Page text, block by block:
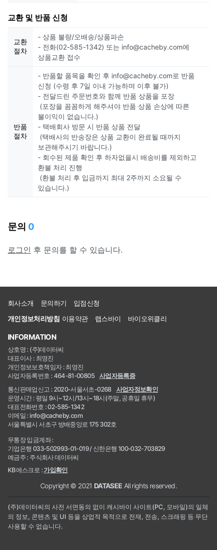
교환 및 반품 신청
교환
절차
- 상품 불량/오배송/상품파손
- 전화(02-585-1342) 또는 info@cacheby.com에
상품교환 접수
반품
절차
- 반품할 품목을 확인 후 info@cacheby.com로 반품
신청 (수령 후 7일 이내 가능하며 이후 불가)
- 전달드린 주문번호와 함께 반품 상품을 포장
(포장을 꼼꼼하게 해주셔야 반품 상품 손상에 따른
불이익이 없습니다.)
- 택배회사 방문 시 반품 상품 전달
(택배사의 반송장은 상품 교환이 완료될 때까지
보관해주시기 바랍니다.)
- 회수된 제품 확인 후 하자없을시 배송비를 제외하고
환불 처리 진행
(환불 처리 후 입금까지 최대 2주까지 소요될 수
있습니다.)
문의 0
로그인 후 문의를 할 수 있습니다.
회사소개 문의하기
입점신청
개인정보처리방침 이용약관 랩스바이 바이오위클리
INFORMATION
상호명 : (주)데이터씨
대표이사 : 최영진
개인정보보호책임자 : 최영진
사업자등록번호 : 464-81-00805
사업자등록증
통신판매업신고 : 2020-서울서초-0268
사업자정보확인
운영시간 : 평일 9시~12시/13시~18시(주말, 공휴일 휴무)
대표전화번호 : 02-585-1342
이메일 : info@cacheby.com
서울특별시 서초구 방배중앙로 175 302호
무통장 입금계좌 :
기업은행 033-502993-01-019 / 신한은행 100-032-703829
예금주 : 주식회사 데이터씨
KB에스크로 :가입확인
Copyright © 2021 DATASEE All rights reserved.
(주)데이터씨의 사전 서면동의 없이 캐시바이 사이트(PC, 모바일)의 일체
의 정보, 콘텐츠 및 UI 등을 상업적 목적으로 전재, 전송, 스크래핑 등 무단
사용할 수 없습니다.